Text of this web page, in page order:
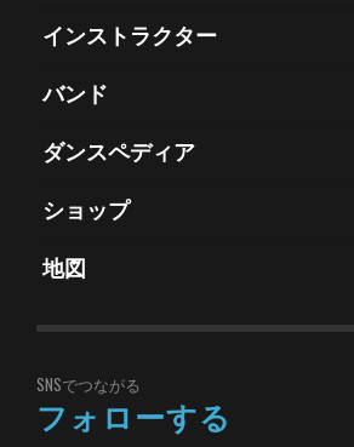
インストラクター
バンド
ダンスペディア
ショップ
地図
SNSでつながる
フォローする